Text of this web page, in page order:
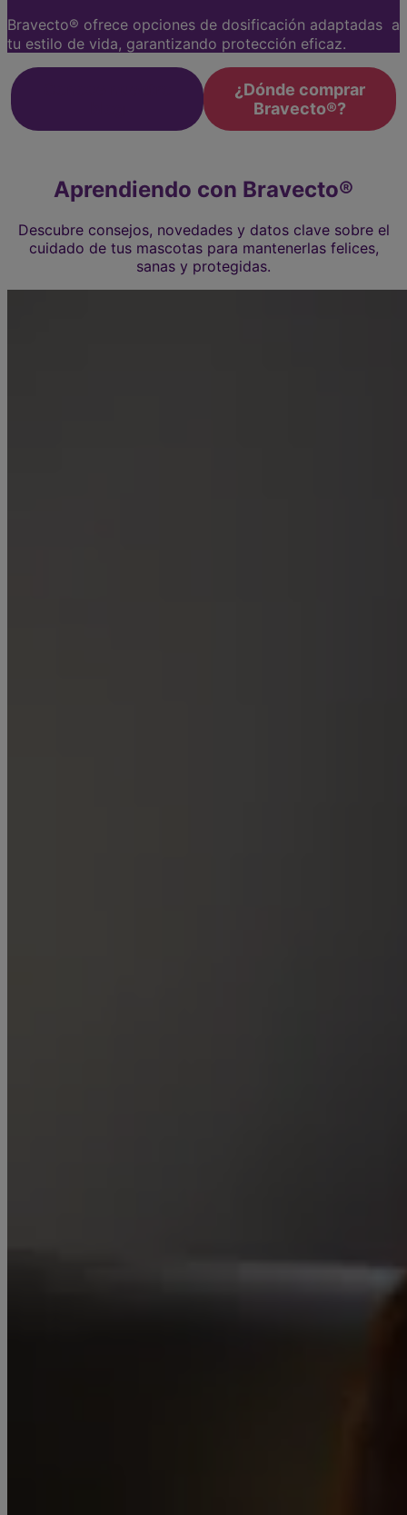
Bravecto® ofrece opciones de dosificación adaptadas a
tu estilo de vida, garantizando protección eficaz.
¿Dónde comprar
Bravecto®?
Aprendiendo con Bravecto®
Descubre consejos, novedades y datos clave sobre el
cuidado de tus mascotas para mantenerlas felices,
sanas y protegidas.